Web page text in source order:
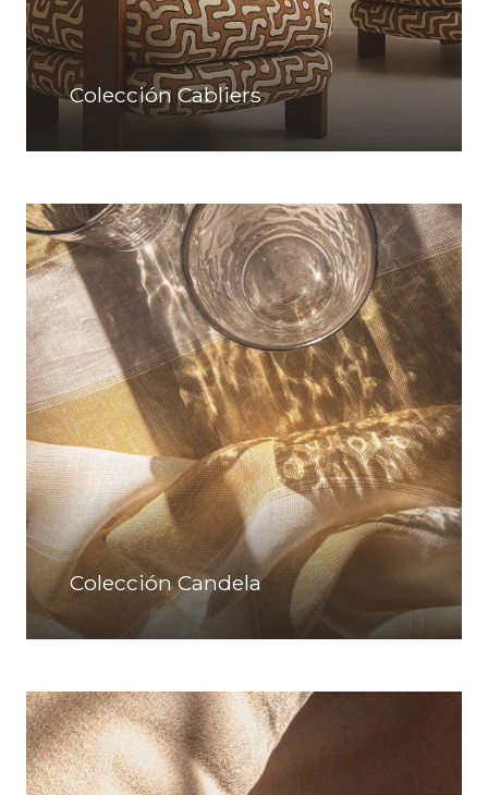
Colección Cabliers
Colección Candela